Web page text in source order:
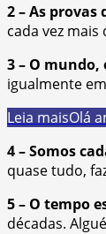
2 – As
cada vez
3 – O
igualmente
Leia maisOlá
4 – Somos
quase tudo,
5 – O tempo
décadas.